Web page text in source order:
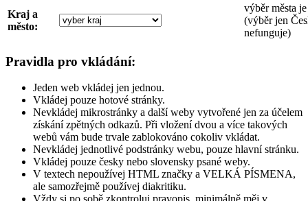
Kraj a
město:
výběr města
(výběr jen
nefunguje)
Pravidla pro vkládání:
Jeden web vkládej jen jednou.
Vkládej pouze hotové stránky.
Nevkládej mikrostránky a další weby vytvořené jen za účelem
získání zpětných odkazů. Při vložení dvou a více takových
webů vám bude trvale zablokováno cokoliv vkládat.
Nevkládej jednotlivé podstránky webu, pouze hlavní stránku.
Vkládej pouze česky nebo slovensky psané weby.
V textech nepoužívej HTML značky a VELKÁ PÍSMENA,
ale samozřejmě používej diakritiku.